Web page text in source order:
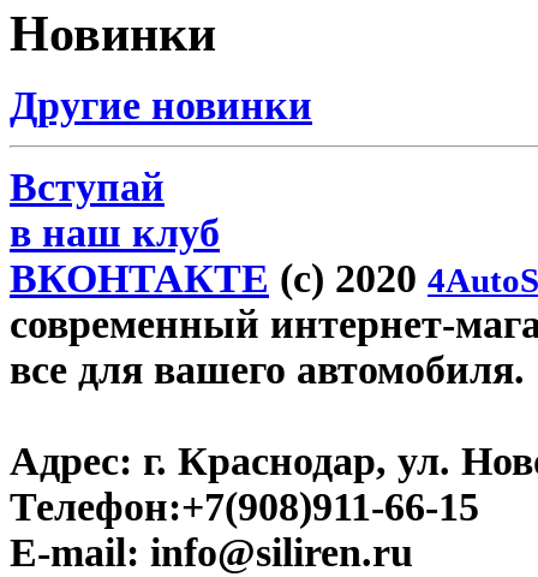
Новинки
Другие новинки
Вступай
в наш клуб
ВКОНТАКТЕ (c) 2020
современный интернет-
все для вашего автомобиля.
Адрес: г. Краснодар, ул.
Телефон:+7(908)911-66-15
E-mail: info@siliren.ru